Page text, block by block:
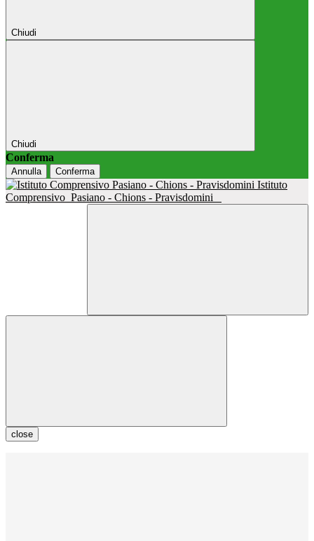
Chiudi
Chiudi
Conferma
Annulla Conferma
Istituto
Comprensivo Pasiano - Chions - Pravisdomini
close